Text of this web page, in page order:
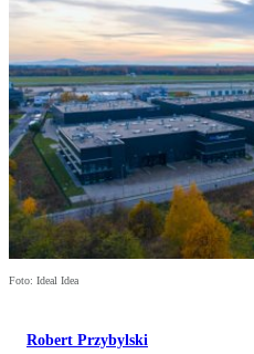
Foto: Ideal Idea
Robert Przybylski